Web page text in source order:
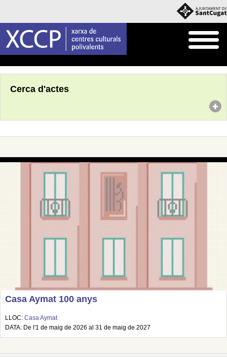
Cerca d'actes
Casa Aymat 100 anys
LLOC: Casa Aymat
DATA: De l'1 de maig de 2026 al 31 de maig de 2027